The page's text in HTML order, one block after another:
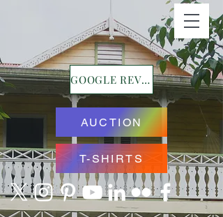
GOOGLE REVIEWS
AUCTION
T-SHIRTS